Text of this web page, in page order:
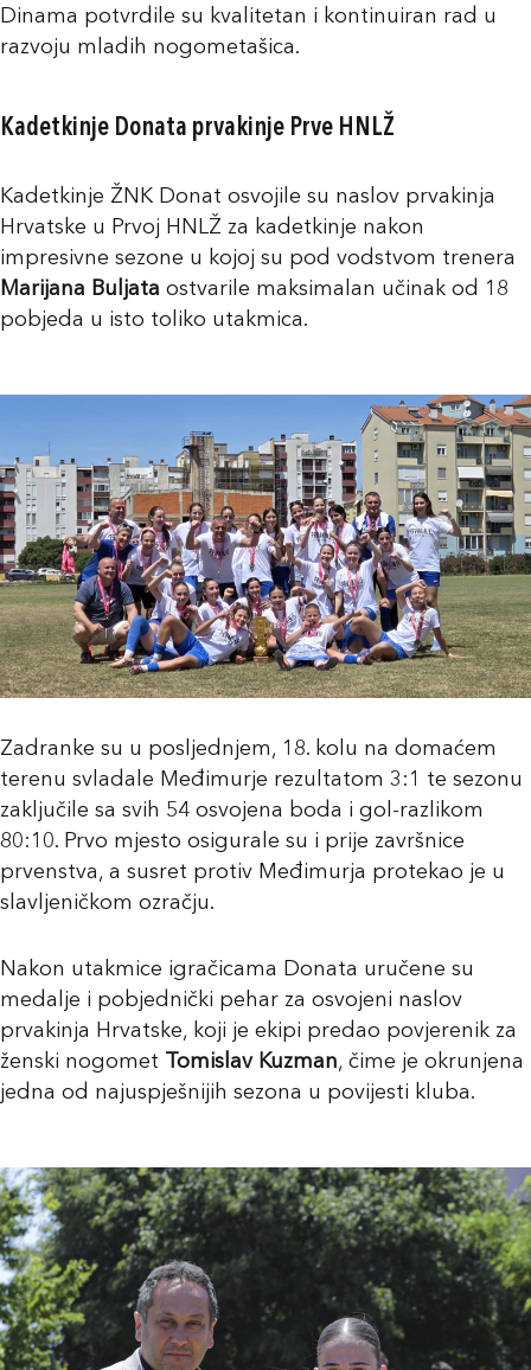
Dinama potvrdile su kvalitetan i kontinuiran rad u
razvoju mladih nogometašica.
Kadetkinje Donata prvakinje Prve HNLŽ
Kadetkinje ŽNK Donat osvojile su naslov prvakinja
Hrvatske u Prvoj HNLŽ za kadetkinje nakon
impresivne sezone u kojoj su pod vodstvom trenera
Marijana Buljata ostvarile maksimalan učinak od 18
pobjeda u isto toliko utakmica.
Zadranke su u posljednjem, 18. kolu na domaćem
terenu svladale Međimurje rezultatom 3:1 te sezonu
zaključile sa svih 54 osvojena boda i gol-razlikom
80:10. Prvo mjesto osigurale su i prije završnice
prvenstva, a susret protiv Međimurja protekao je u
slavljeničkom ozračju.
Nakon utakmice igračicama Donata uručene su
medalje i pobjednički pehar za osvojeni naslov
prvakinja Hrvatske, koji je ekipi predao povjerenik za
ženski nogomet
Tomislav Kuzman, čime je okrunjena
jedna od najuspješnijih sezona u povijesti kluba.